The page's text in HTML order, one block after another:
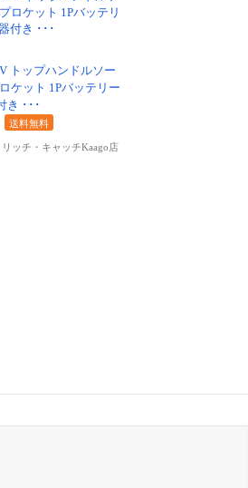
トップハンドルソー
ケット 1Pバッテリー
き ･･･
送料無料
リッチ・キャッチKaago店